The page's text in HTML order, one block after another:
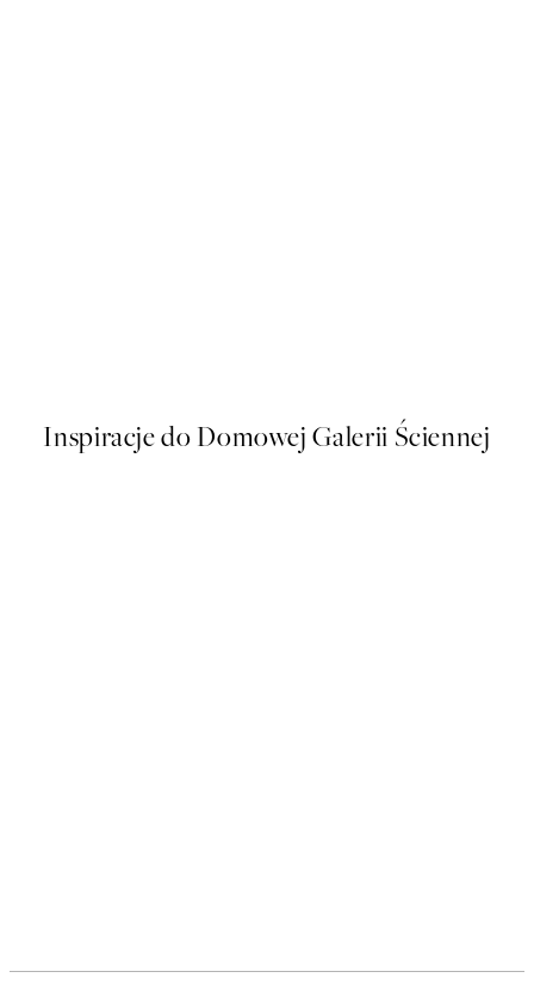
Inspiracje do Domowej Galerii Ściennej